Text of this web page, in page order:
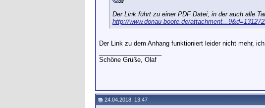
Der Link führt zu einer PDF Datei, in der auch alle
http://www.donau-boote.de/
Der Link zu dem Anhang funktioniert leider nicht mehr,
Schöne Grüße, Olaf
24.04.2018, 13:47